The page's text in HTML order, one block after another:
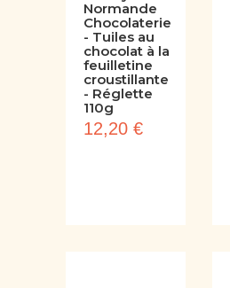
La Royale
Normande
Chocolaterie
- Tuiles au
chocolat à la
feuilletine
croustillante
- Réglette
110g